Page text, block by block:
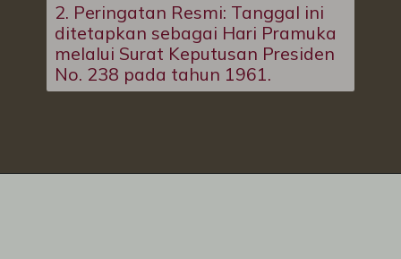
2. Peringatan Resmi: Tanggal ini
ditetapkan sebagai Hari Pramuka
melalui Surat Keputusan Presiden
No. 238 pada tahun 1961.